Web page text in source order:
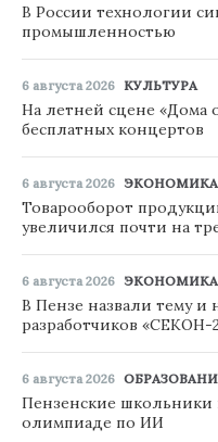
В России технологии
промышленностью
6 августа 2026 КУЛЬТУРА
На летней сцене «Дома
бесплатных концертов
6 августа 2026 ЭКОНОМИКА
Товарооборот
увеличился почти на
6 августа 2026 ЭКОНОМИКА
В Пензе назвали тему
разработчиков «СЕКОН-
6 августа 2026
Пензенские школьники
олимпиаде по ИИ